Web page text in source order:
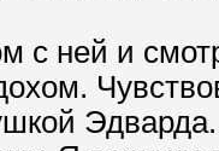
с ней и
Эдварда.